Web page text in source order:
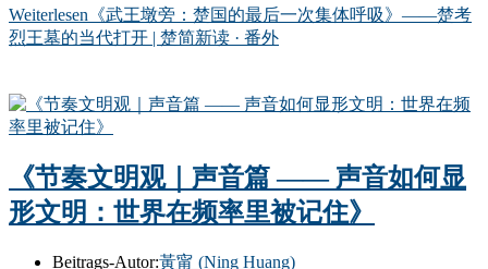
Weiterlesen 《武王墩旁：楚国的最后一次集体呼吸》——楚考
烈王墓的当代打开 | 楚简新读 · 番外
《节奏文明观｜声音篇 —— 声音如何显
形文明：世界在频率里被记住》
Beitrags-Autor:黃甯 (Ning Huang)